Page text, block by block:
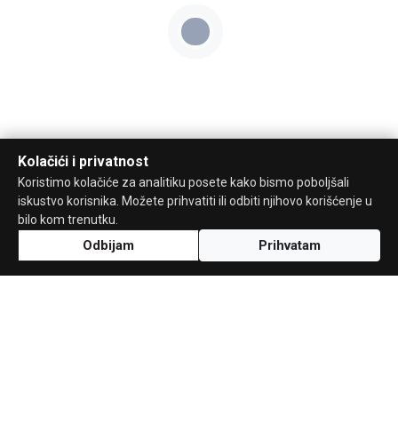
Kolačići i privatnost
Koristimo kolačiće za analitiku posete kako bismo poboljšali
iskustvo korisnika. Možete prihvatiti ili odbiti njihovo korišćenje u
bilo kom trenutku.
Odbijam Prihvatam